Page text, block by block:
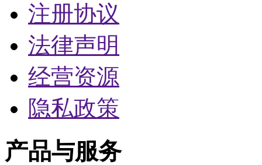
注册协议
法律声明
经营资源
隐私政策
产品与服务